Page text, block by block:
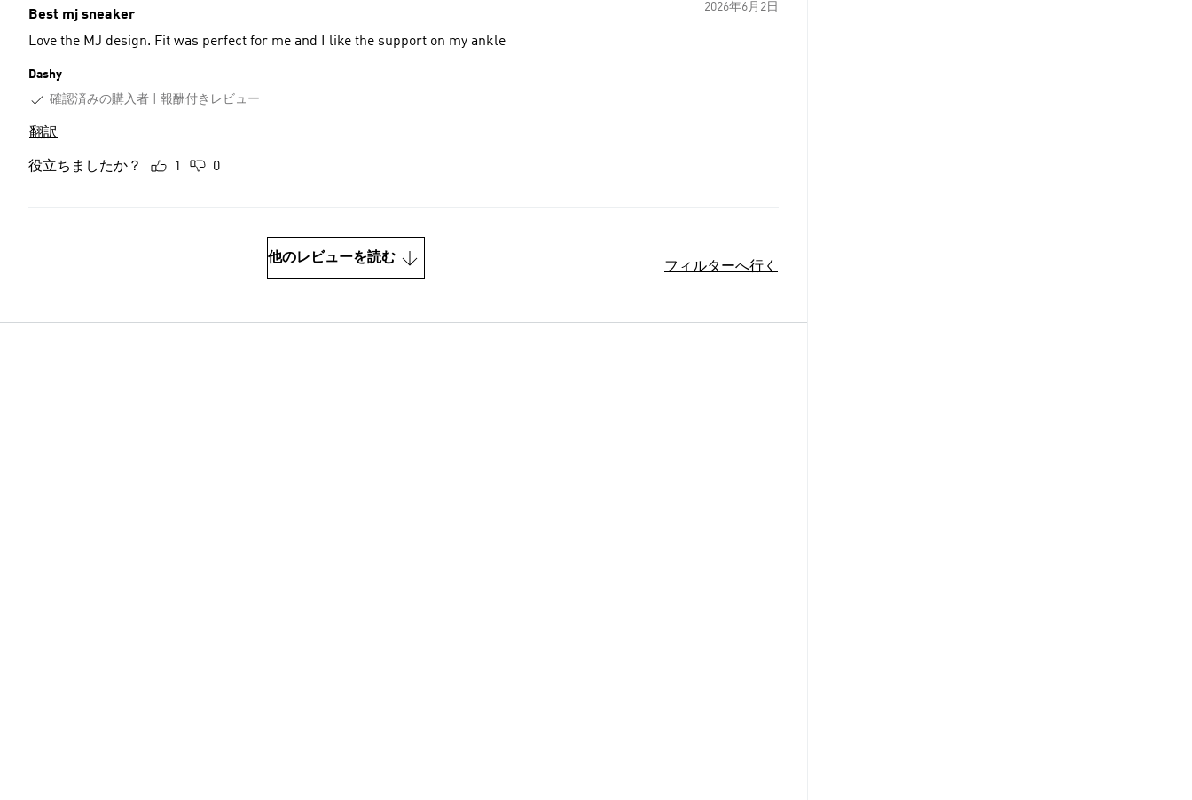
2026年6月2日
Best mj sneaker
Love the MJ design. Fit was perfect for me and I like the support on my ankle
Dashy
確認済みの購入者
報酬付きレビュー
翻訳
役立ちましたか？ 1 0
他のレビューを読む
フィルターへ行く